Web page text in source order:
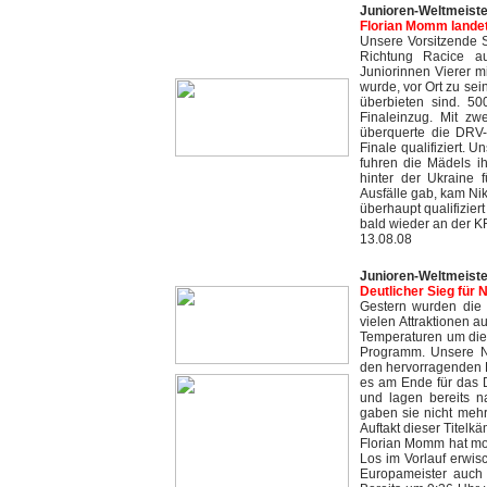
Junioren-
Florian Momm
Unsere Vorsitzende
Richtung Racice
Juniorinnen Vierer
wurde, vor Ort zu
überbieten sind.
Finaleinzug. Mit
überquerte die
Finale qualifiziert.
fuhren die Mädels
hinter der Ukraine
Ausfälle gab, kam
überhaupt
bald wieder an der
13.08.08
Junioren-
Deutlicher Sieg für
Gestern wurden die
vielen Attraktionen
Temperaturen um
Programm. Unsere
den hervorragenden
es am Ende für das
und lagen bereits
gaben sie nicht
Auftakt dieser
Florian Momm hat
Los im Vorlauf
Europameister